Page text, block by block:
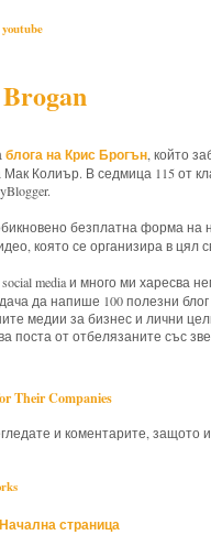
youtube
блога на Крис Брогън, който
Мак Колиър. В седмица 115 от
безплатна форма на
която се организира в цял
media и много ми харесва
да напише 100 полезни
медии за бизнес и лични
поста от отбелязаните със
Their Companies
и коментарите, защото
Начална страница